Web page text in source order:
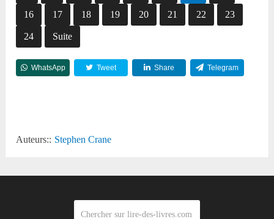
16 17 18 19 20 21 22 23
24 Suite
WhatsApp Tweet Share Telegram
Auteurs:: Stephen Crane